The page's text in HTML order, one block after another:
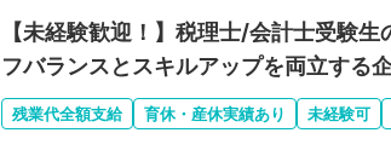
【未経験歓迎！】税理士/会計士受験
フバランスとスキルアップを両立する
残業代全額支給 育休・産休実績あり 未経験可